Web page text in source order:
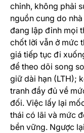
chỉnh, không phải
nguồn cung do
đang lập đỉnh mọi
chốt lời vẫn ở mức
giá tiếp tục đi
để theo dõi song
giữ dài hạn (LTH);
tranh đầy đủ về
đối. Việc lấy lại
thái có lãi và mức
bền vững. Ngược